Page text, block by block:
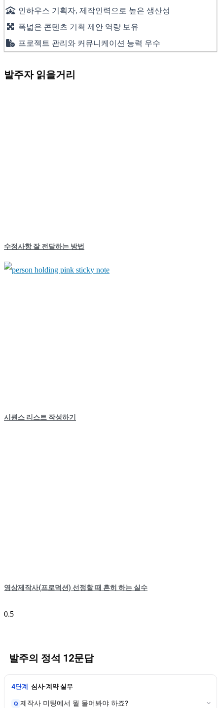
인하우스 기획자, 제작인력으로 높은 생산성
폭넓은 콘텐츠 기획 제안 역량 보유
프로젝트 관리와 커뮤니케이션 능력 우수
발주자 읽을거리
수정사항 잘 전달하는 방법
시퀀스 리스트 작성하기
영상제작사(프로덕션) 선정할 때 흔히 하는 실수
발주의 정석 12문답
4단계 심사·계약 실무
Q 제작사 미팅에서 뭘 물어봐야 하죠?